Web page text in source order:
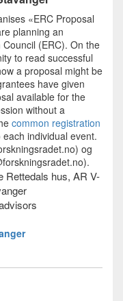
«ERC Proposal
planning an
(ERC). On the
to read successful
a proposal might be
have given
available for the
without a
common registration
individual event.
og
Rettedals hus, AR V-